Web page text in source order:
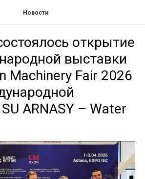
Новости
открытие
выставки
Machinery Fair 2026
ARNASY – Water